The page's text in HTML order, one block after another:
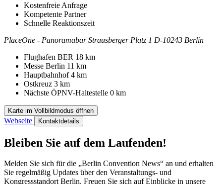
Kostenfreie Anfrage
Kompetente Partner
Schnelle Reaktionszeit
Adresse
PlaceOne - PanoramabarStrausberger Platz 1 D-10243 Berlin
Flughafen BER 18 km
Messe Berlin 11 km
Hauptbahnhof4 km
Ostkreuz 3 km
Nächste ÖPNV-Haltestelle 0 km
Karte im Vollbildmodus öffnen
Webseite Kontaktdetails
Bleiben Sie auf dem Laufenden!
Melden Sie sich für die „Berlin Convention News“ an und erhalten
Sie regelmäßig Updates über den Veranstaltungs- und
Kongressstandort Berlin. Freuen Sie sich auf Einblicke in unsere